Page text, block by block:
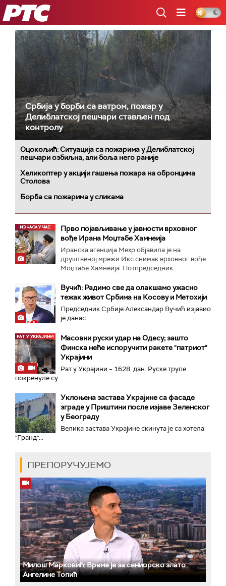
РТС
Србија у борби са ватром, пожар у
Делиблатској пешчари стављен под
контролу
Оцокољић: Ситуација са пожарима у Делиблатској
пешчари озбиљна, али боља него раније
Хеликоптер у акцији гашења пожара на обронцима
Столова
Борба са пожарима у сликама
Прво појављивање у јавности врховног
вође Ирана Моџтабe Хамнеија
Иранска агенција Мехр објавила је на
друштвеној мрежи Икс снимак врховног вође
Моџтабе Хамнеија. Потпредседник...
Вучић: Радимо све да олакшамо ужасно
тежак живот Србима на Косову и Метохији
Председник Србије Александар Вучић изјавио
је данас...
Масовни руски удар на Одесу; зашто
Финска неће испоручити ракете "патриот"
Украјини
Рат у Украјини – 1628. дан. Руске трупе
покренуле су...
Уклоњена застава Украјине са фасаде
зграде у Приштини после изјаве Зеленског
у Београду
Велика заставa Украјине скинута је са хотела
"Гранд"...
ПРЕПОРУЧУЈЕМО
Милош Марковић: Време је за сениорско злато
Ангелине Топић